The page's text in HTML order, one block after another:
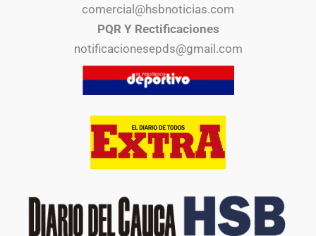
comercial@hsbnoticias.com
PQR Y Rectificaciones
notificacionesepds@gmail.com